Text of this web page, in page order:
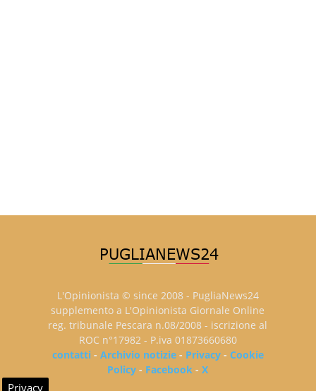
L'Opinionista © since 2008 - PugliaNews24
supplemento a L'Opinionista Giornale Online
reg. tribunale Pescara n.08/2008 - iscrizione al
ROC n°17982 - P.iva 01873660680
contatti- Archivio notizie- Privacy- Cookie
Policy - Facebook -X
Privacy